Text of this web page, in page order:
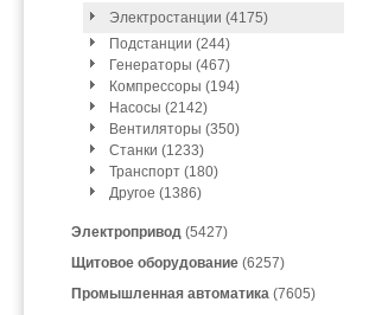
Электростанции (4175)
Подстанции (244)
Генераторы (467)
Компрессоры (194)
Насосы (2142)
Вентиляторы (350)
Станки (1233)
Транспорт (180)
Другое (1386)
Электропривод (5427)
Щитовое оборудование (6257)
Промышленная автоматика (7605)